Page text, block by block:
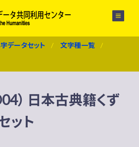
データセット 文字種一覧
） 日本古典籍くず
ット